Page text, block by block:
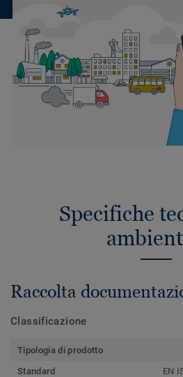
Specifiche
Raccolta
Classificazione
Tipologia di prodotto
Standard
EN